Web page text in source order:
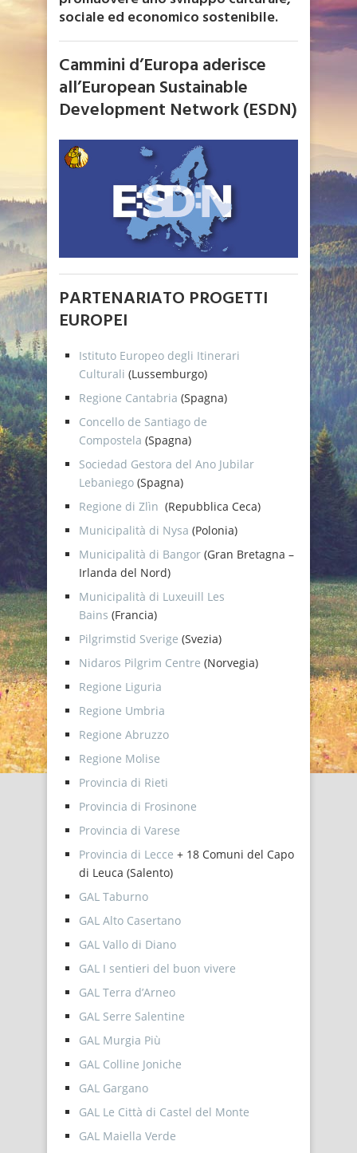
sociale ed economico sostenibile.
Cammini d’Europa aderisce
all’European Sustainable
Development Network (ESDN)
PARTENARIATO PROGETTI
EUROPEI
Istituto Europeo degli Itinerari
Culturali (Lussemburgo)
Regione Cantabria (Spagna)
Concello de Santiago de
Compostela (Spagna)
Sociedad Gestora del Ano Jubilar
Lebaniego (Spagna)
Regione di Zlìn (Repubblica Ceca)
Municipalità di Nysa (Polonia)
Municipalità di Bangor (Gran Bretagna –
Irlanda del Nord)
Municipalità di Luxeuill Les
Bains (Francia)
Pilgrimstid Sverige (Svezia)
Nidaros Pilgrim Centre (Norvegia)
Regione Liguria
Regione Umbria
Regione Abruzzo
Regione Molise
Provincia di Rieti
Provincia di Frosinone
Provincia di Varese
Provincia di Lecce + 18 Comuni del Capo
di Leuca (Salento)
GAL Taburno
GAL Alto Casertano
GAL Vallo di Diano
GAL I sentieri del buon vivere
GAL Terra d’Arneo
GAL Serre Salentine
GAL Murgia Più
GAL Colline Joniche
GAL Gargano
GAL Le Città di Castel del Monte
GAL Maiella Verde